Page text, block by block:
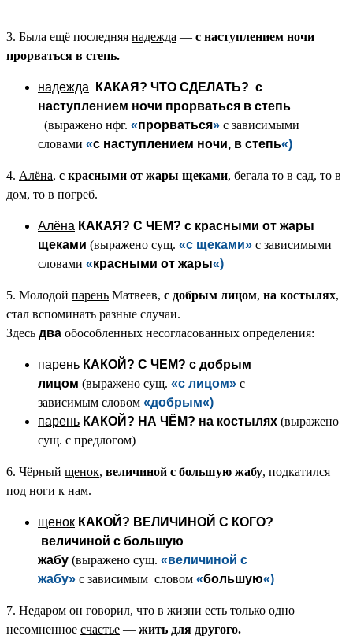
3. Была ещё последняя надежда — с наступлением ночи
прорваться в степь.
надежда КАКАЯ? ЧТО СДЕЛАТЬ? с
наступлением ночи прорваться в степь
(выражено нфг. «прорваться» с зависимыми
словами «с наступлением ночи, в степь«)
4. Алёна, с крас­ными от жары щеками, бегала то в сад, то в
дом, то в погреб.
Алёна КАКАЯ? С ЧЕМ? с крас­ными от жары
щеками (выражено сущ. «с щеками» с зависимыми
словами «крас­ными от жары«)
5. Молодой парень Матвеев, с добрым лицом, на костылях,
стал вспоминать разные случаи.
Здесь два обособленных несогласованных определения:
парень КАКОЙ? С ЧЕМ? с добрым
лицом (выражено сущ. «с лицом» с
зависимым словом «добрым«)
парень КАКОЙ? НА ЧЁМ? на костылях (выражено
сущ. с предлогом)
6. Чёрный щенок, величиной с большую жабу, подкатился
под ноги к нам.
щенок КАКОЙ? ВЕЛИЧИНОЙ С КОГО?
величиной с большую
жабу (выражено сущ. «величиной с
жабу» с зависимым словом «большую«)
7. Недаром он говорил, что в жизни есть только одно
несомненное счастье — жить для другого.